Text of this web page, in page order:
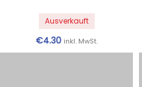
Ausverkauft
€4.30 inkl. MwSt.